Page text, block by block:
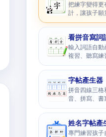
把練字變得更
計，讓孩子願
看拼音寫詞
輸入詞語自動
複習、聽寫練
字帖產生器
拼音四線三格
音、拼寫、書
姓名字帖產
專門練習孩子